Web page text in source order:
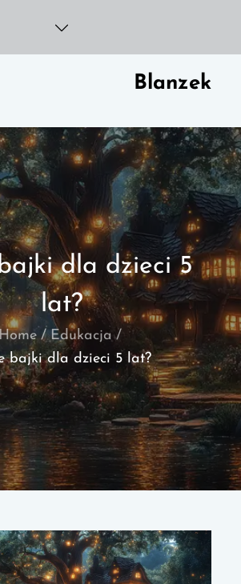
Blanzek
dla dzieci 5
lat?
Edukacja
bajki dla dzieci 5 lat?